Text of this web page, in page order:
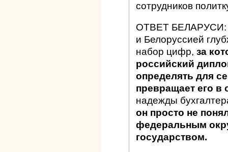
сотрудников
ОТВЕТ БЕЛАРУСИ:
и Белоруссией
набор цифр, за
российский
определять для
превращает его в
надежды
он просто не
федеральным
государством.